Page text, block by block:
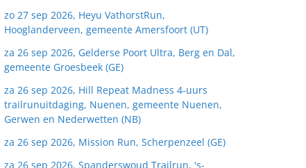
zo 27 sep 2026, Heyu VathorstRun,
Hooglanderveen, gemeente Amersfoort (UT)
za 26 sep 2026, Gelderse Poort Ultra, Berg en Dal,
gemeente Groesbeek (GE)
za 26 sep 2026, Hill Repeat Madness 4-uurs
trailrunuitdaging, Nuenen, gemeente Nuenen,
Gerwen en Nederwetten (NB)
za 26 sep 2026, Mission Run, Scherpenzeel (GE)
za 26 sep 2026, Spanderswoud Trailrun, 's-